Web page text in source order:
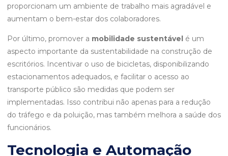
proporcionam um ambiente de trabalho mais agradável e
aumentam o bem-estar dos colaboradores.
Por último, promover a mobilidade sustentável é um
aspecto importante da sustentabilidade na construção de
escritórios. Incentivar o uso de bicicletas, disponibilizando
estacionamentos adequados, e facilitar o acesso ao
transporte público são medidas que podem ser
implementadas. Isso contribui não apenas para a redução
do tráfego e da poluição, mas também melhora a saúde dos
funcionários.
Tecnologia e Automação